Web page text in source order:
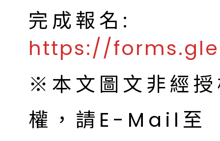
完成報名:
https://forms.gle/
※本文圖文非經
權，請E-Mail至